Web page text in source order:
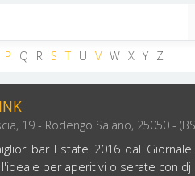
P Q R S T U V W X Y Z
19 - Rodengo Saiano, 25050 -
bar Estate 2016 dal Giornale
per aperitivi o serate con dj